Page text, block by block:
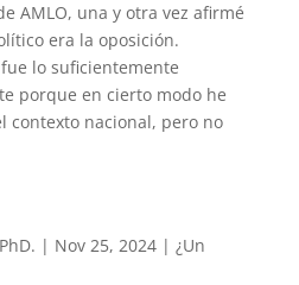
AMLO, una y otra vez afirmé
era la oposición.
lo suficientemente
porque en cierto modo he
contexto nacional, pero no
| Nov 25, 2024| ¿Un